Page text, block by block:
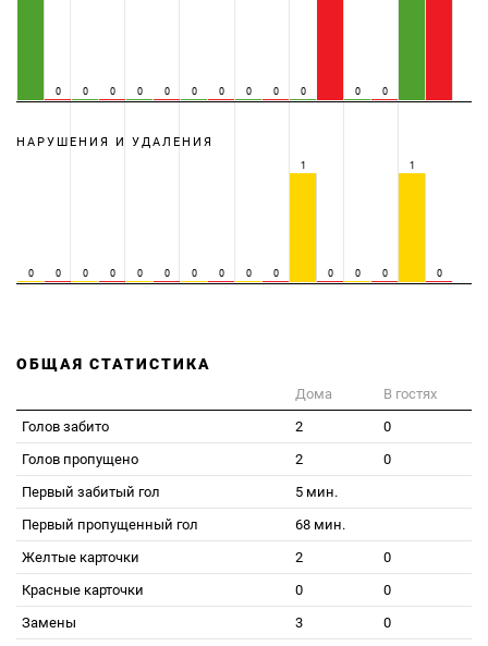
0 0 0 0 0 0 0 0 0 0 0 0
НАРУШЕНИЯ И УДАЛЕНИЯ
0 0 0 0 0 0 0 0 0 0
1
0 0 0
1
0
ОБЩАЯ СТАТИСТИКА
Дома
В гостях
Голов забито
2
0
Голов пропущено
2
0
Первый забитый гол
5 мин.
Первый пропущенный гол
68 мин.
Желтые карточки
2
0
Красные карточки
0
0
Замены
3
0